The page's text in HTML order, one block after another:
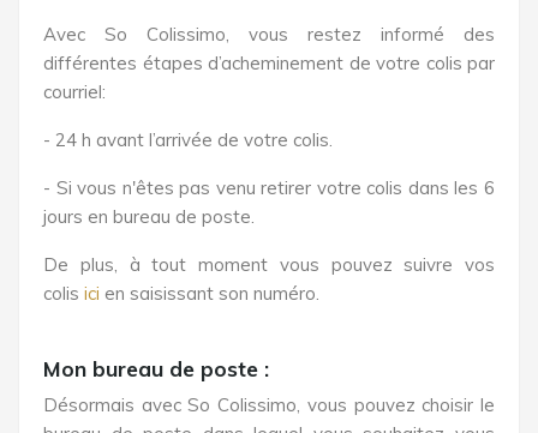
Avec So Colissimo, vous restez informé des
différentes étapes d’acheminement de votre colis par
courriel:
- 24 h avant l’arrivée de votre colis.
- Si vous n'êtes pas venu retirer votre colis dans les 6
jours en bureau de poste.
De plus, à tout moment vous pouvez suivre vos
colis ici en saisissant son numéro.
Mon bureau de poste :
Désormais avec So Colissimo, vous pouvez choisir le